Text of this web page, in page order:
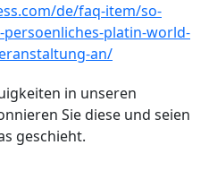
de/faq-item/so-
platin-world-
an/
in unseren
Sie diese und seien
geschieht.